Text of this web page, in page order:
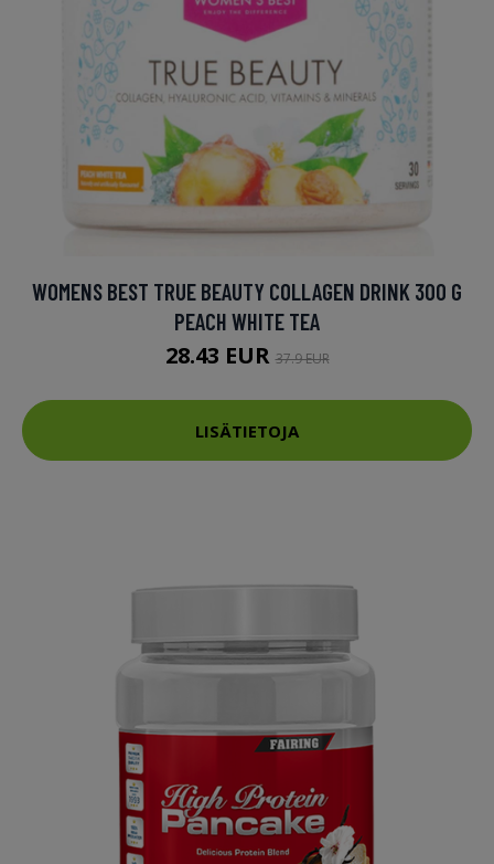
WOMENS BEST TRUE BEAUTY COLLAGEN DRINK 300 G
PEACH WHITE TEA
28.43 EUR37.9 EUR
LISÄTIETOJA